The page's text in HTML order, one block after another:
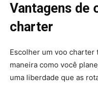
Vantagens de
charter
Escolher um voo charter
maneira como você
uma liberdade que as